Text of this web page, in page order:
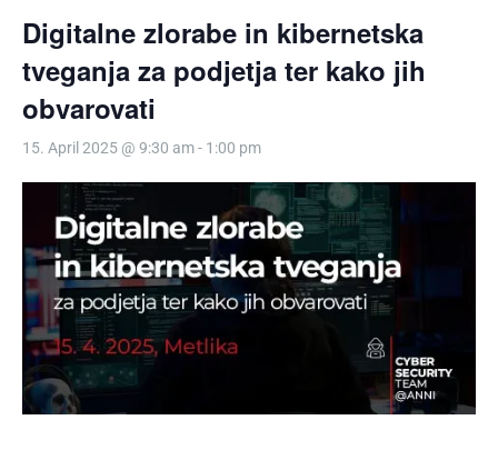
Digitalne zlorabe in kibernetska
tveganja za podjetja ter kako jih
obvarovati
15. April 2025 @ 9:30 am- 1:00 pm